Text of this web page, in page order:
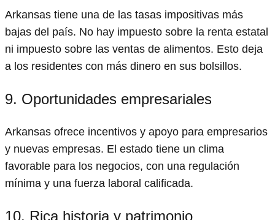
Arkansas tiene una de las tasas impositivas más
bajas del país. No hay impuesto sobre la renta estatal
ni impuesto sobre las ventas de alimentos. Esto deja
a los residentes con más dinero en sus bolsillos.
9. Oportunidades empresariales
Arkansas ofrece incentivos y apoyo para empresarios
y nuevas empresas. El estado tiene un clima
favorable para los negocios, con una regulación
mínima y una fuerza laboral calificada.
10. Rica historia y patrimonio